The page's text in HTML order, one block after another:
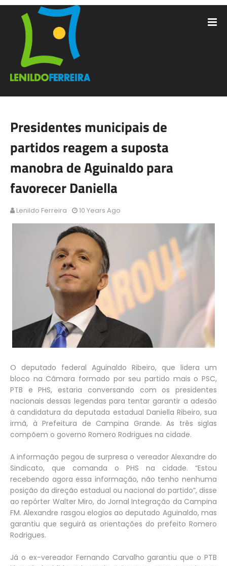
Presidentes municipais de
partidos reagem a suposta
manobra de Aguinaldo para
favorecer Daniella
Lenildo Ferreira 10 Years Ago
O deputado federal Aguinaldo Ribeiro, que lidera um
bloco na Câmara formado por seu partido mais o PSC,
PTB e PHS, estaria conversando com os presidentes
nacionais dessas legendas para tentar garantir a adesão
à candidatura da deputada estadual Daniella Ribeiro, sua
irmã, à Prefeitura de Campina Grande. As três siglas
compõem o governo Romero Rodrigues na cidade.
A informação pegou de surpresa o vereador Alexandre do
Sindicato, que comanda o PHS na cidade. “Estou
recebendo agora essa informação, não tenho nenhuma
posição da direção estadual ou nacional do partido”, disse
ao repórter Walter Miro, do Jornal Integração da Campina
FM. Alexandre rasgou elogios ao deputado Aguinaldo, mas
garantiu que seguirá as orientações do prefeito Romero
Rodrigues.
Já o ex-vereador Fernando Carvalho garantiu que o PTB